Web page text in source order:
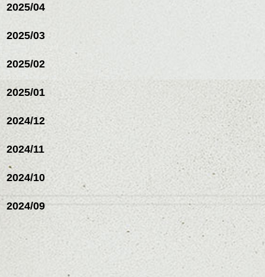
ミニボブ/抜け感ショート/バ
ヘアカラー/ハイライト/ダブ
リートメント/ブリーチ/イン
ミニボブ/抜け感ショート/バ
2025/04
2025/03
2025/02
2025/01
2024/12
2024/11
2024/10
2024/09